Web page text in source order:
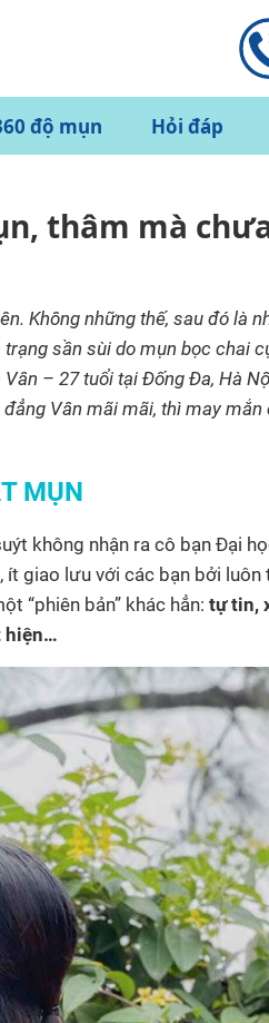
độ mụn Hỏi đáp
thâm mà
Không những thế, sau đó là
sần sùi do mụn bọc chai
– 27 tuổi tại Đống Đa, Hà
Vân mãi mãi, thì may
MỤN
không nhận ra cô bạn Đại
ít giao lưu với các bạn bởi luôn
“phiên bản” khác hẳn: tự tin,
hiện…